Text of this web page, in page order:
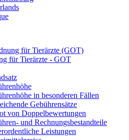
für Tierärzte (GOT)
für Tierärzte - GOT
in besonderen Fällen
Gebührensätze
von Doppelbewertungen
und Rechnungsbestandteile
Leistungen